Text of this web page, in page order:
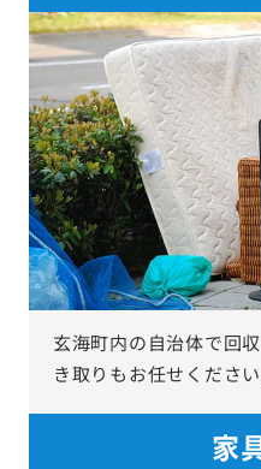
玄海町内の自治体で回
き取りもお任せください
家